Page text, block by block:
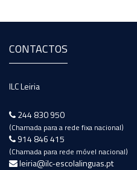
CONTACTOS
ILC Leiria
244 830 950
(Chamada para a rede fixa nacional)
914 846 415
(Chamada para rede móvel nacional)
leiria@ilc-escolalinguas.pt